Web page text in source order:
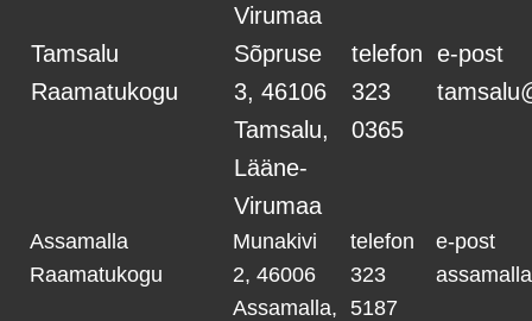
Virumaa
Tamsalu
Raamatukogu
Sõpruse
3, 46106
Tamsalu,
Lääne-
Virumaa
telefon
323
0365
e-post
Assamalla
Raamatukogu
Munakivi
2, 46006
Assamalla,
telefon
323
5187
e-post